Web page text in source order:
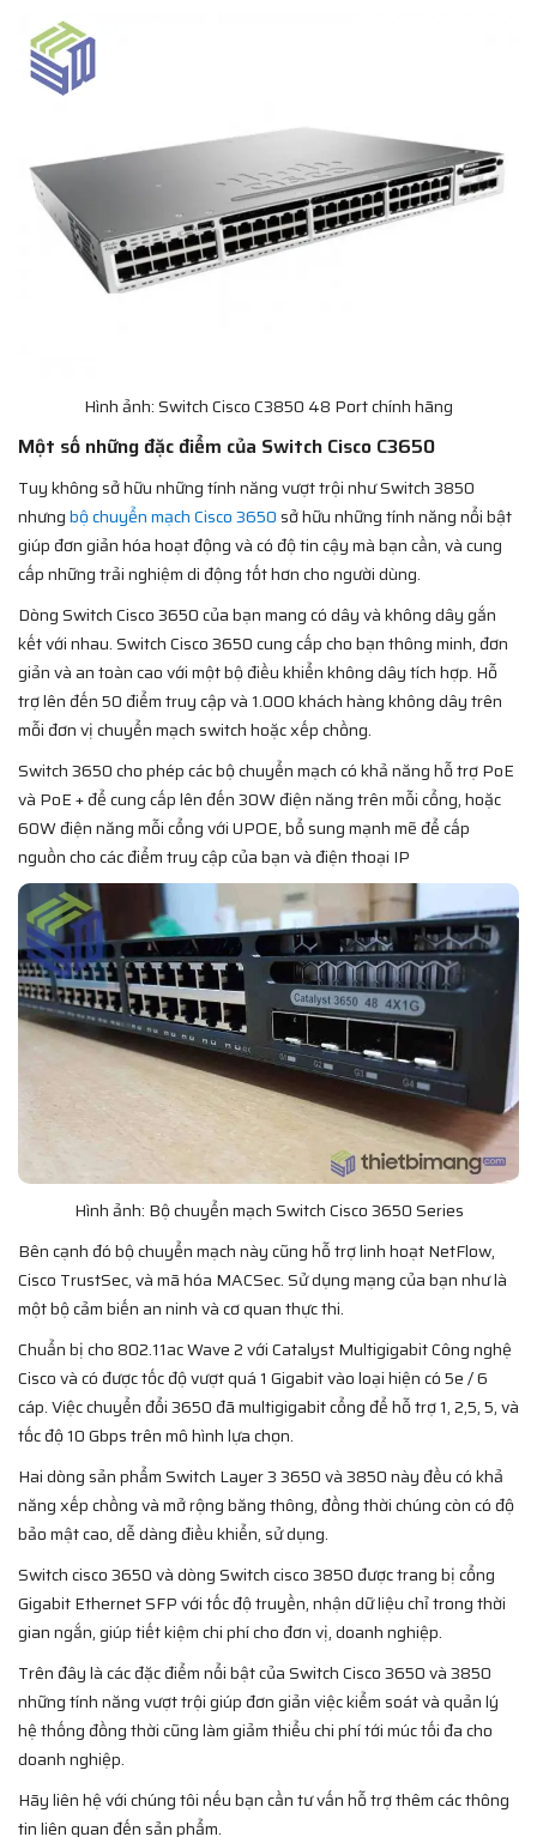
Hình ảnh: Switch Cisco C3850 48 Port chính hãng
Một số những đặc điểm của Switch Cisco C3650
Tuy không sở hữu những tính năng vượt trội như Switch 3850
nhưngbộ chuyển mạch Cisco 3650sở hữu những tính năng nổi bật
giúp đơn giản hóa hoạt động và có độ tin cậy mà bạn cần, và cung
cấp những trải nghiệm di động tốt hơn cho người dùng.
Dòng Switch Cisco 3650 của bạn mang có dây và không dây gắn
kết với nhau. Switch Cisco 3650 cung cấp cho bạn thông minh, đơn
giản và an toàn cao với một bộ điều khiển không dây tích hợp. Hỗ
trợ lên đến 50 điểm truy cập và 1.000 khách hàng không dây trên
mỗi đơn vị chuyển mạch switch hoặc xếp chồng.
Switch 3650 cho phép các bộ chuyển mạch có khả năng hỗ trợ PoE
và PoE + để cung cấp lên đến 30W điện năng trên mỗi cổng, hoặc
60W điện năng mỗi cổng với UPOE, bổ sung mạnh mẽ để cấp
nguồn cho các điểm truy cập của bạn và điện thoại IP
Hình ảnh: Bộ chuyển mạch Switch Cisco 3650 Series
Bên cạnh đó bộ chuyển mạch này cũng hỗ trợ linh hoạt NetFlow,
Cisco TrustSec, và mã hóa MACSec. Sử dụng mạng của bạn như là
một bộ cảm biến an ninh và cơ quan thực thi.
Chuẩn bị cho 802.11ac Wave 2 với Catalyst Multigigabit Công nghệ
Cisco và có được tốc độ vượt quá 1 Gigabit vào loại hiện có 5e / 6
cáp. Việc chuyển đổi 3650 đã multigigabit cổng để hỗ trợ 1, 2,5, 5, và
tốc độ 10 Gbps trên mô hình lựa chọn.
Hai dòng sản phẩm Switch Layer 3 3650 và 3850 này đều có khả
năng xếp chồng và mở rộng băng thông, đồng thời chúng còn có độ
bảo mật cao, dễ dàng điều khiển, sử dụng.
Switch cisco 3650 và dòng Switch cisco 3850 được trang bị cổng
Gigabit Ethernet SFP với tốc độ truyền, nhận dữ liệu chỉ trong thời
gian ngắn, giúp tiết kiệm chi phí cho đơn vị, doanh nghiệp.
Trên đây là các đặc điểm nổi bật của Switch Cisco 3650 và 3850
những tính năng vượt trội giúp đơn giản việc kiểm soát và quản lý
hệ thống đồng thời cũng làm giảm thiểu chi phí tới múc tối đa cho
doanh nghiệp.
Hãy liên hệ với chúng tôi nếu bạn cần tư vấn hỗ trợ thêm các thông
tin liên quan đến sản phẩm.